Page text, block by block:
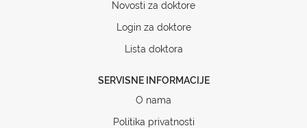
Novosti za doktore
Login za doktore
Lista doktora
SERVISNE INFORMACIJE
O nama
Politika privatnosti